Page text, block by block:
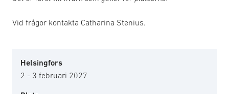
Vid frågor kontakta Catharina Stenius.
Helsingfors
2 - 3 februari 2027